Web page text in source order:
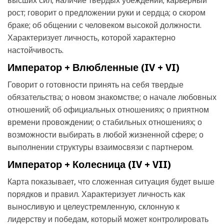
рост; говорит о предложении руки и сердца; о скором
браке; об общении с человеком высокой должности.
Характеризует личность, которой характерно
настойчивость.
Император + Влюбленные (IV + VI)
Говорит о готовности принять на себя твердые
обязательства; о новом знакомстве; о начале любовных
отношений; об официальных отношениях; о приятном
времени провождении; о стабильных отношениях; о
возможности выбирать в любой жизненной сфере; о
выполнении структуры взаимосвязи с партнером.
Император + Колесница (IV + VII)
Карта показывает, что сложенная ситуация будет выше
порядков и правил. Характеризует личность как
выносливую и целеустремленную, склонную к
лидерству и победам, который может контролировать